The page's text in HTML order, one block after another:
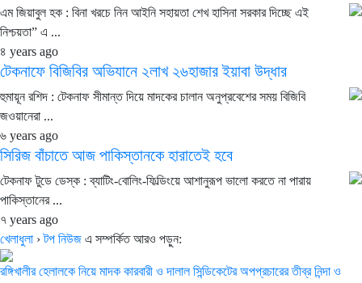
এম জিয়াবুল হক : বিনা খরচে নিন আইনি সহায়তা শেখ হাসিনা সরকার দিচ্ছে এই
নিশ্চয়তা” এ ...
৪ years ago
টেকনাফে বিজিবির অভিযানে ২লাখ ২৬হাজার ইয়াবা উদ্ধার
হুমায়ূন রশিদ : টেকনাফ সীমান্ত দিয়ে মাদকের চালান অনুপ্রবেশের সময় বিজিবি
জওয়ানেরা ...
৬ years ago
সিরিজ বাঁচাতে আজ পাকিস্তানকে হারাতেই হবে
টেকনাফ টুডে ডেস্ক : ব্যাটিং-বোলিং-ফিল্ডিংয়ে আশানুরূপ ভালো করতে না পারায়
পাকিস্তানের ...
৭ years ago
খেলাধুলা ›টপ নিউজ এ সম্পর্কিত আরও পড়ুন:
রঙ্গিখালীর হেলালকে নিয়ে মাদক কারবারী ও দালাল সিন্ডিকেটের অপপ্রচারের তীব্র নিন্দা ও